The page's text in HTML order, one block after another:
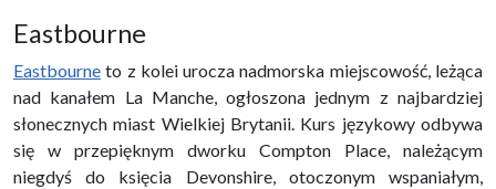
Eastbourne
Eastbourne to z kolei urocza nadmorska miejscowość, leżąca
nad kanałem La Manche, ogłoszona jednym z najbardziej
słonecznych miast Wielkiej Brytanii. Kurs językowy odbywa
się w przepięknym dworku Compton Place, należącym
niegdyś do księcia Devonshire, otoczonym wspaniałym,